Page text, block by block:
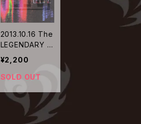
2013.10.16 The
LEGENDARY SI
X NINE / BELIA
L【通常盤】
¥2,200
SOLD OUT